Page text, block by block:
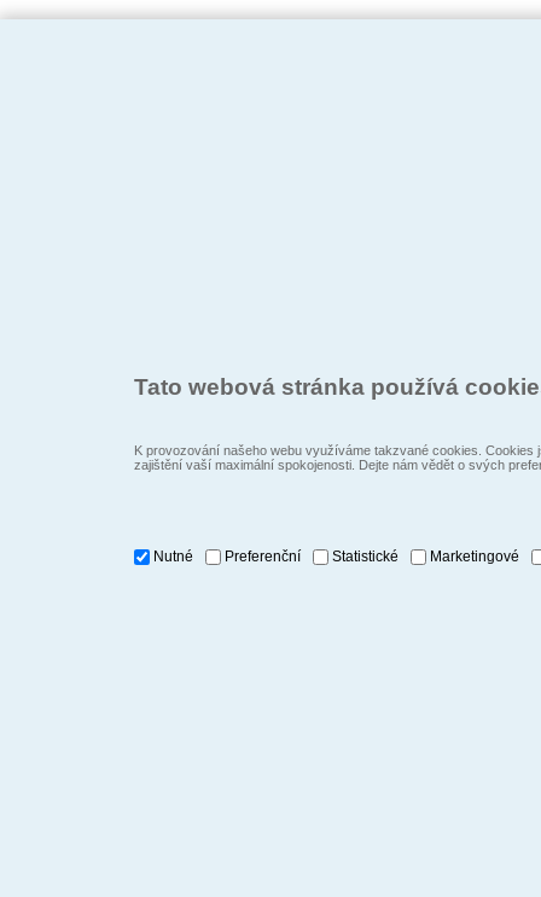
Tato webová stránka používá
K provozování našeho webu využíváme takzvané cookies.
zajištění vaší maximální spokojenosti. Dejte nám vědět o svých
Nutné Preferenční Statistické Marketingové